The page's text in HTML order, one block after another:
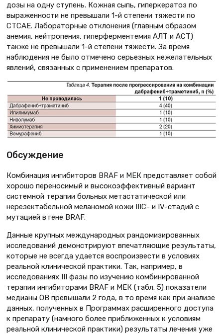
дозы на одну ступень. Кожная сыпь, гиперкератоз по
выраженности не превышали 1-й степени тяжести по
СТСАЕ. Лабораторные отклонения (главным образом
анемия, нейтропения, гиперферментемия АЛТ и АСТ)
также не превышали 1-й степени тяжести. За время
наблюдения не было отмечено серьезных нежелательных
явлений, связанных с применением препаратов.
Обсуждение
Комбинация ингибиторов BRAF и МЕК представляет собой
хорошо переносимый и высокоэффективный вариант
системной терапии больных метастатической или
нерезектабельной меланомой кожи IIIC- и IV-стадий с
мутацией в гене BRAF.
Данные крупных международных рандомизированных
исследований демонстрируют впечатляющие результаты,
которые не всегда удается воспроизвести в условиях
реальной клинической практики. Так, например, в
исследованиях III фазы по изучению комбинированной
терапии ингибиторами BRAF и МЕК (табл. 5) показатели
медианы ОВ превышали 2 года, в то время как при анализе
данных, полученных в Программах расширенного доступа
к препарату (намного более приближенных к условиям
реальной клинической практики) результаты лечения уже